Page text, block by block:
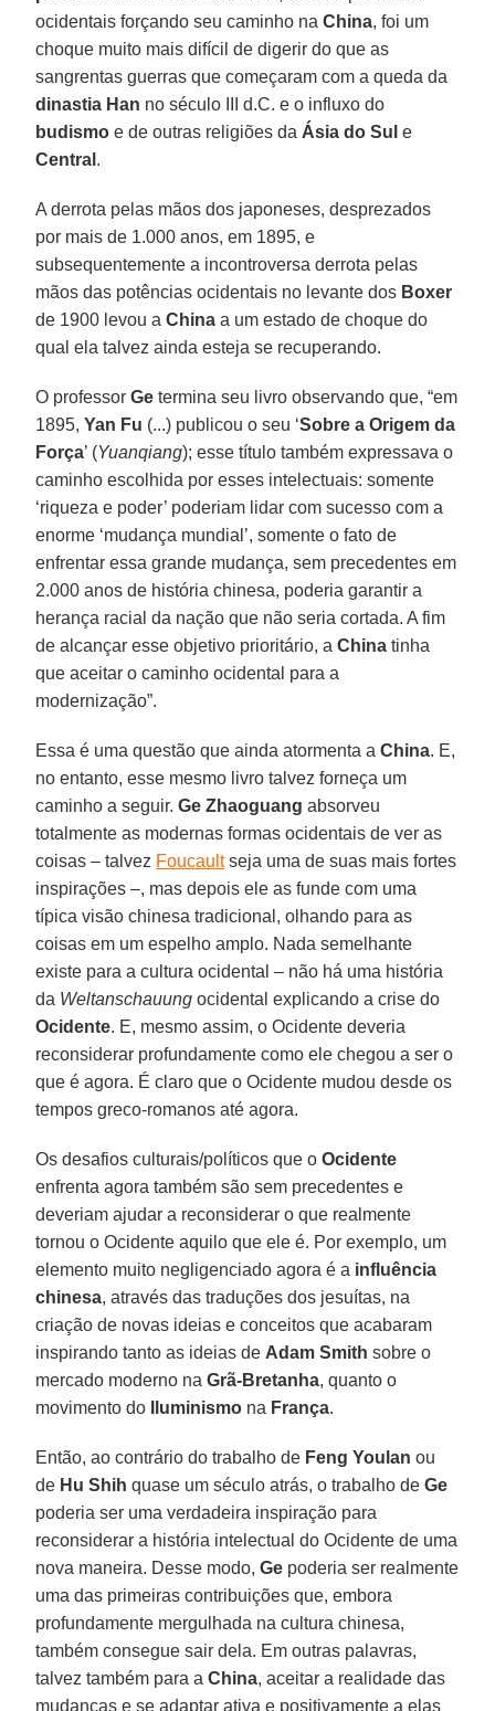
ocidentais forçando seu caminho naChina, foi um
choque muito mais difícil de digerir do que as
sangrentas guerras que começaram com a queda da
dinastia Han no século III d.C. e o influxo do
budismo e de outras religiões da Ásia do Sul e
Central .
A derrota pelas mãos dos japoneses, desprezados
por mais de 1.000 anos, em 1895, e
subsequentemente a incontroversa derrota pelas
mãos das potências ocidentais no levante dos Boxer
de 1900 levou aChina a um estado de choque do
qual ela talvez ainda esteja se recuperando.
O professorGe termina seu livro observando que, “em
1895,Yan Fu (...) publicou o seu ‘Sobre a Origem da
Força’ (Yuanqiang); esse título também expressava o
caminho escolhida por esses intelectuais: somente
‘riqueza e poder’ poderiam lidar com sucesso com a
enorme ‘mudança mundial’, somente o fato de
enfrentar essa grande mudança, sem precedentes em
2.000 anos de história chinesa, poderia garantir a
herança racial da nação que não seria cortada. A fim
de alcançar esse objetivo prioritário, aChina tinha
que aceitar o caminho ocidental para a
modernização”.
Essa é uma questão que ainda atormenta aChina. E,
no entanto, esse mesmo livro talvez forneça um
caminho a seguir.Ge Zhaoguang absorveu
totalmente as modernas formas ocidentais de ver as
coisas – talvez Foucaultseja uma de suas mais fortes
inspirações –, mas depois ele as funde com uma
típica visão chinesa tradicional, olhando para as
coisas em um espelho amplo. Nada semelhante
existe para a cultura ocidental – não há uma história
da Weltanschauung ocidental explicando a crise do
Ocidente. E, mesmo assim, o Ocidente deveria
reconsiderar profundamente como ele chegou a ser o
que é agora. É claro que o Ocidente mudou desde os
tempos greco-romanos até agora.
Os desafios culturais/políticos que oOcidente
enfrenta agora também são sem precedentes e
deveriam ajudar a reconsiderar o que realmente
tornou o Ocidente aquilo que ele é. Por exemplo, um
elemento muito negligenciado agora é a influência
chinesa, através das traduções dos jesuítas, na
criação de novas ideias e conceitos que acabaram
inspirando tanto as ideias de Adam Smith sobre o
mercado moderno naGrã-Bretanha, quanto o
movimento do
Iluminismo na França.
Então, ao contrário do trabalho de Feng Youlan ou
de Hu Shih quase um século atrás, o trabalho deGe
poderia ser uma verdadeira inspiração para
reconsiderar a história intelectual do Ocidente de uma
nova maneira. Desse modo,Ge poderia ser realmente
uma das primeiras contribuições que, embora
profundamente mergulhada na cultura chinesa,
também consegue sair dela. Em outras palavras,
talvez também para aChina, aceitar a realidade das
mudanças e se adaptar ativa e positivamente a elas